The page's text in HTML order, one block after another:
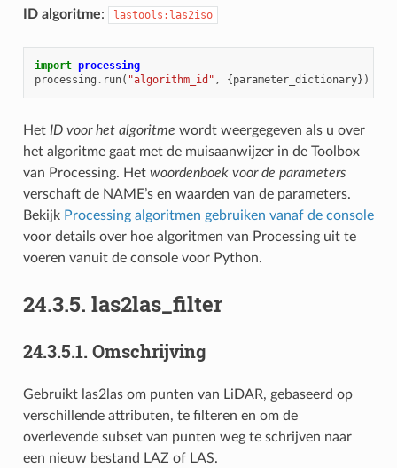
ID algoritme: lastools:las2iso
import processing
processing . run( "algorithm_id" , {parameter_dictionary})
Het ID voor het algoritme wordt weergegeven als u over
het algoritme gaat met de muisaanwijzer in de Toolbox
van Processing. Het woordenboek voor de parameters
verschaft de NAME’s en waarden van de parameters.
Bekijk Processing algoritmen gebruiken vanaf de console
voor details over hoe algoritmen van Processing uit te
voeren vanuit de console voor Python.
24.3.5. las2las_filter
24.3.5.1. Omschrijving
Gebruikt las2las om punten van LiDAR, gebaseerd op
verschillende attributen, te filteren en om de
overlevende subset van punten weg te schrijven naar
een nieuw bestand LAZ of LAS.